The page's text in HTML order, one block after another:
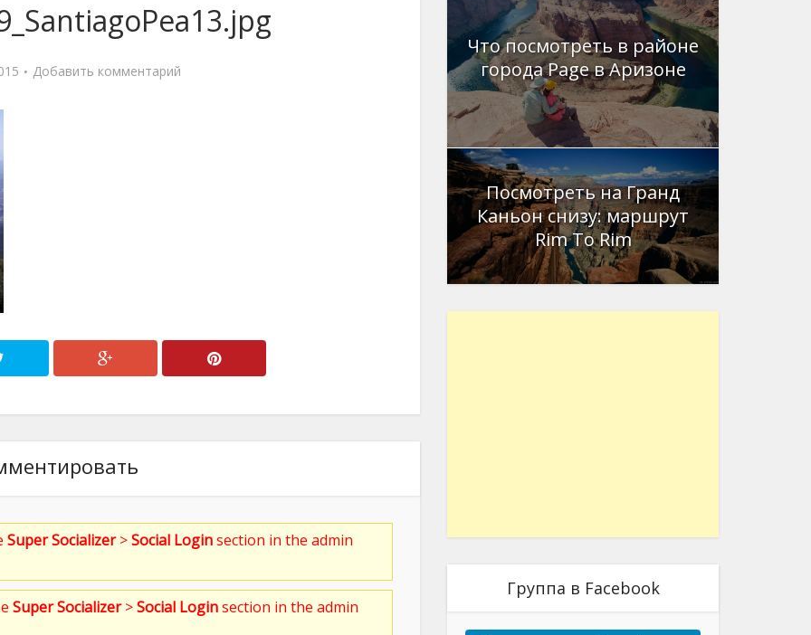
Добавить комментарий
Super Socializer>Social Loginsection in the admin
Super Socializer>Social Loginsection in the admin
Что посмотреть в районе
города Page в Аризоне
Посмотреть на Гранд
Каньон снизу: маршрут
Rim To Rim
Группа в Facebook